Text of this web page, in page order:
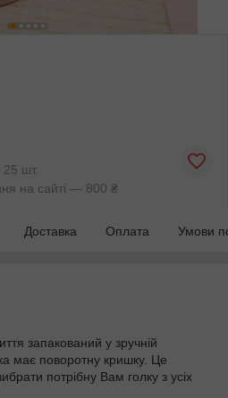
шт.
на сайті — 800 ₴
Доставка Оплата Умови
запакований у зручній
має поворотну кришку. Це
потрібну Вам голку з усіх